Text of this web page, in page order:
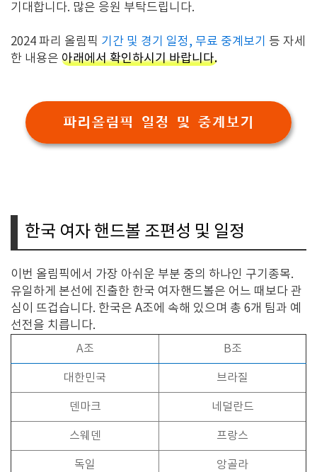
기대합니다. 많은 응원 부탁드립니다.
2024 파리 올림픽 기간 및 경기 일정, 무료 중계보기 등 자세
한 내용은 아래에서 확인하시기 바랍니다.
파리올림픽 일정 및 중계보기
한국 여자 핸드볼 조편성 및 일정
이번 올림픽에서 가장 아쉬운 부분 중의 하나인 구기종목.
유일하게 본선에 진출한 한국 여자핸드볼은 어느 때보다 관
심이 뜨겁습니다. 한국은 A조에 속해 있으며 총 6개 팀과 예
선전을 치릅니다.
A조 B조
대한민국 브라질
덴마크 네덜란드
스웨덴 프랑스
독일 앙골라